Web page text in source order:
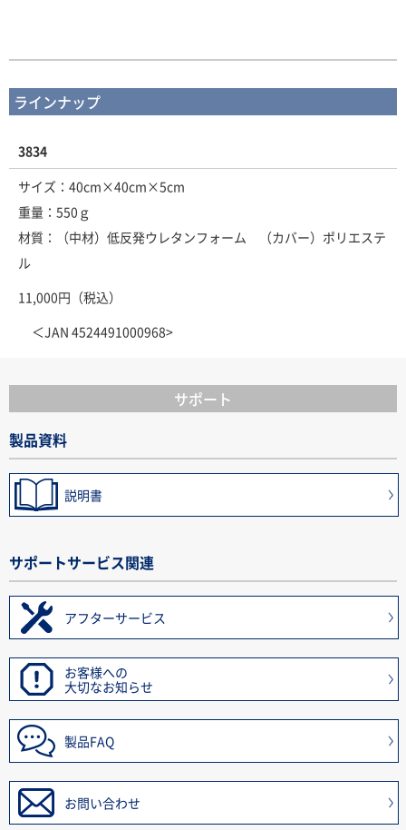
ラインナップ
3834
サイズ：40cm×40cm×5cm
重量：550ｇ
材質：（中材）低反発ウレタンフォーム （カバー）ポリエステ
ル
11,000円（税込）
＜JAN 4524491000968>
サポート
製品資料
説明書
サポートサービス関連
アフターサービス
お客様への
大切なお知らせ
製品FAQ
お問い合わせ